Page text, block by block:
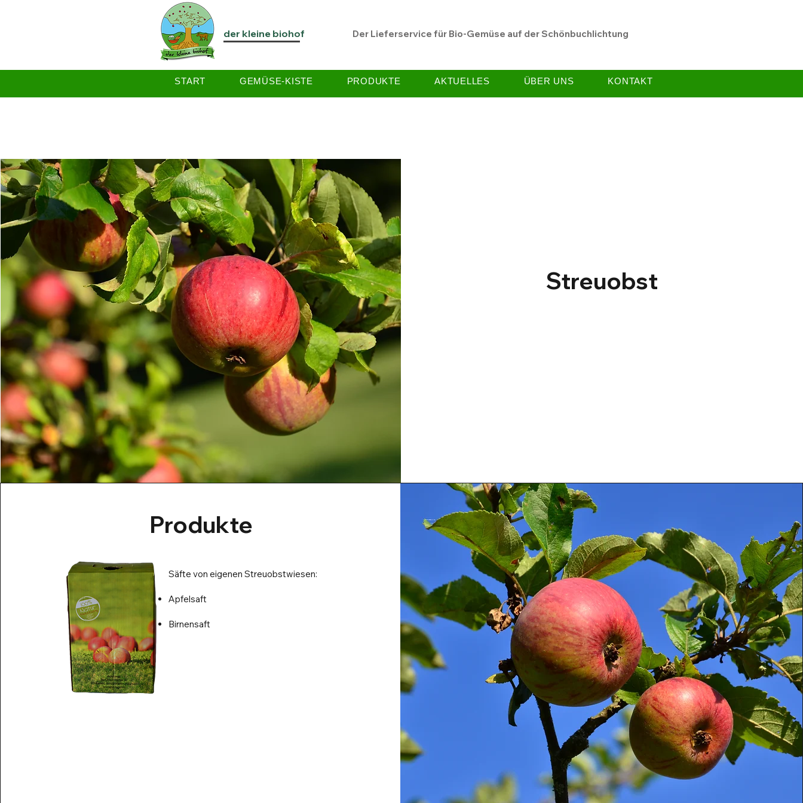
der kleine biohof Der Lieferservice für Bio-Gemüse auf der Schönbuchlichtung
START GEMÜSE-KISTE PRODUKTE AKTUELLES ÜBER UNS KONTAKT
Streuobst
Produkte
Säfte von eigenen Streuobstwiesen:
Apfelsaft
Birnensaft